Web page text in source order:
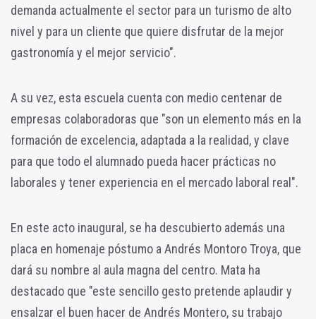
demanda actualmente el sector para un turismo de alto
nivel y para un cliente que quiere disfrutar de la mejor
gastronomía y el mejor servicio".
A su vez, esta escuela cuenta con medio centenar de
empresas colaboradoras que "son un elemento más en la
formación de excelencia, adaptada a la realidad, y clave
para que todo el alumnado pueda hacer prácticas no
laborales y tener experiencia en el mercado laboral real".
En este acto inaugural, se ha descubierto además una
placa en homenaje póstumo a Andrés Montoro Troya, que
dará su nombre al aula magna del centro. Mata ha
destacado que "este sencillo gesto pretende aplaudir y
ensalzar el buen hacer de Andrés Montero, su trabajo